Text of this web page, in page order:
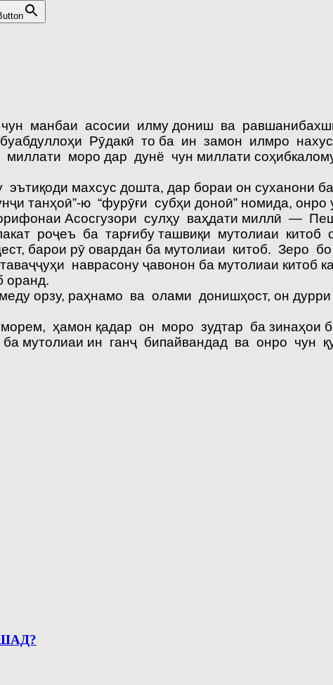
манбаи асосии илму дониш ва
Рӯдакӣ то ба ин замон илмро
моро дар дунё чун миллати
махсус дошта, дар бораи он суханони
танҳоӣ”-ю “фурӯғи субҳи доноӣ” номида, онро
Асосгузори сулҳу ваҳдати миллӣ —
роҷеъ ба тарғибу ташвиқи мутолиаи китоб
барои рӯ овардан ба мутолиаи китоб. Зеро
наврасону ҷавонон ба мутолиаи китоб
оранд.
орзу, раҳнамо ва олами донишҳост, он дурри
ҳамон қадар он моро зудтар ба зинаҳои
мутолиаи ин ганҷ бипайвандад ва онро чун